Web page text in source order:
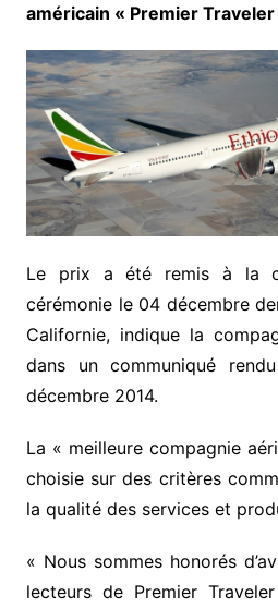
américain « Premier
Le prix a été remis à la
cérémonie le 04 décembre
Californie, indique la
dans un communiqué
décembre 2014.
La « meilleure compagnie
choisie sur des critères
la qualité des services et
« Nous sommes honorés
lecteurs de Premier